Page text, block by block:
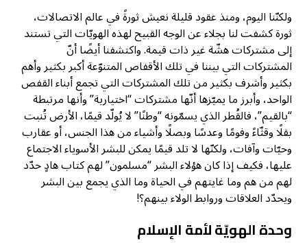
ولكنّنا اليوم، ومنذ عقود قليلة نعيش ثورةً في عالم الاتصالات،
ثورة كشفت لنا بجلاء عن الوجه القبيح لهذه الهويّات التي تستند
إلى مشتركات هشّة غير ذات قيمة. واكتشفنا أيضًا أنّ
المشتركات التي بيننا في تلك الأقفاص المتنوّعة أكبر بكثير وأهم
بكثير وأشرف بكثير من تلك المشتركات التي تجمع أبناء القفص
الواحد، وأبرز ما يميّزها أنّها مشتركات “اختيارية” وأنها مرتبطة
“بالقيم”، فالقُطر الذي يسمّونه “وطنًا” لا يُولّد قيمًا، الأرض تُنبت
بقلًا وقثّاءً وفومًا وعدسًا وبصلًا وأشياء من هذا الجنس، أو عقارب
وحيّات وآفات، ولكنّها لا تلد قيمًا يمكن للبشر الأسوياء الاجتماع
عليها، فكيف إذا كان هؤلاء البشر “مسلمون” لهم كتاب هادٍ حدّد
لهم من هم وما غايتهم في الحياة وما الذي يجمع بين البشر
ويحدّد العلاقات وروابط الولاء بينهم؟!
وحدة الهويّة لأمة الإسلام